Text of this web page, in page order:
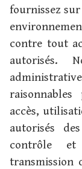
fournissez
contre tout
autorisés.
accès,
autorisés
contrôle et
transmission